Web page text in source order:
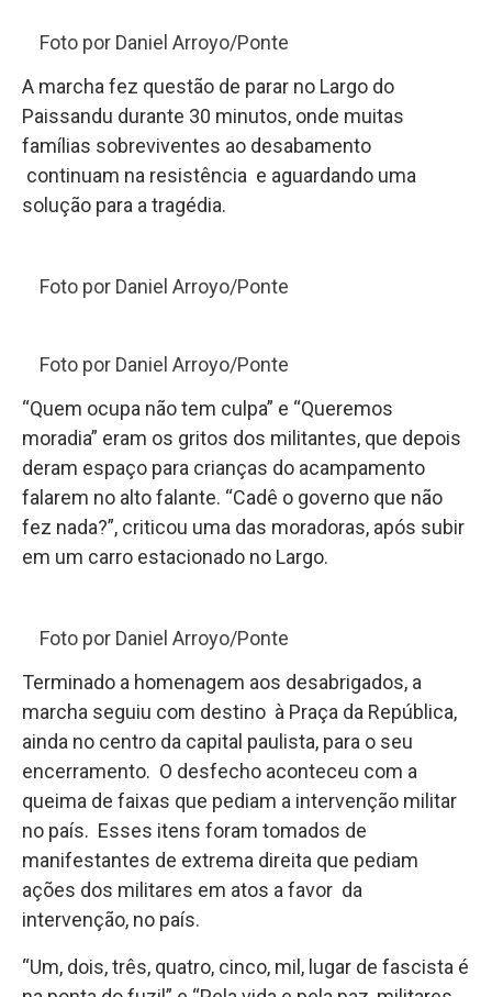
Foto por Daniel Arroyo/Ponte
A marcha fez questão de parar no Largo do
Paissandu durante 30 minutos, onde muitas
famílias sobreviventes ao desabamento
continuam na resistência e aguardando uma
solução para a tragédia.
Foto por Daniel Arroyo/Ponte
Foto por Daniel Arroyo/Ponte
“Quem ocupa não tem culpa” e “Queremos
moradia” eram os gritos dos militantes, que depois
deram espaço para crianças do acampamento
falarem no alto falante. “Cadê o governo que não
fez nada?”, criticou uma das moradoras, após subir
em um carro estacionado no Largo.
Foto por Daniel Arroyo/Ponte
Terminado a homenagem aos desabrigados, a
marcha seguiu com destino à Praça da República,
ainda no centro da capital paulista, para o seu
encerramento. O desfecho aconteceu com a
queima de faixas que pediam a intervenção militar
no país. Esses itens foram tomados de
manifestantes de extrema direita que pediam
ações dos militares em atos a favor da
intervenção, no país.
“Um, dois, três, quatro, cinco, mil, lugar de fascista é